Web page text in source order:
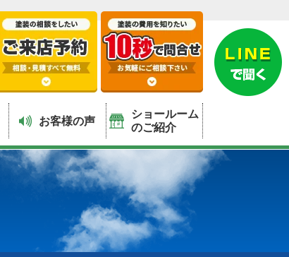
お客様の声
ショールーム
のご紹介